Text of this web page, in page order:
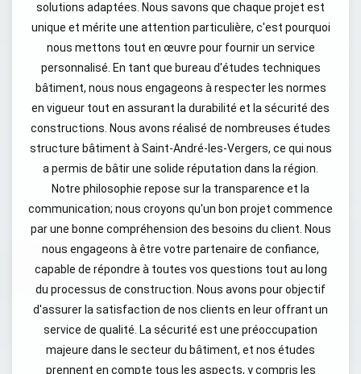
solutions adaptées. Nous savons que chaque projet est
unique et mérite une attention particulière, c'est pourquoi
nous mettons tout en œuvre pour fournir un service
personnalisé. En tant que bureau d'études techniques
bâtiment, nous nous engageons à respecter les normes
en vigueur tout en assurant la durabilité et la sécurité des
constructions. Nous avons réalisé de nombreuses études
structure bâtiment à Saint-André-les-Vergers, ce qui nous
a permis de bâtir une solide réputation dans la région.
Notre philosophie repose sur la transparence et la
communication; nous croyons qu'un bon projet commence
par une bonne compréhension des besoins du client. Nous
nous engageons à être votre partenaire de confiance,
capable de répondre à toutes vos questions tout au long
du processus de construction. Nous avons pour objectif
d'assurer la satisfaction de nos clients en leur offrant un
service de qualité. La sécurité est une préoccupation
majeure dans le secteur du bâtiment, et nos études
prennent en compte tous les aspects, y compris les